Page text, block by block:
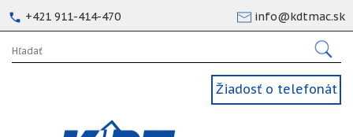
+421 911-414-470 info@kdtmac.sk
Žiadosť o telefonát